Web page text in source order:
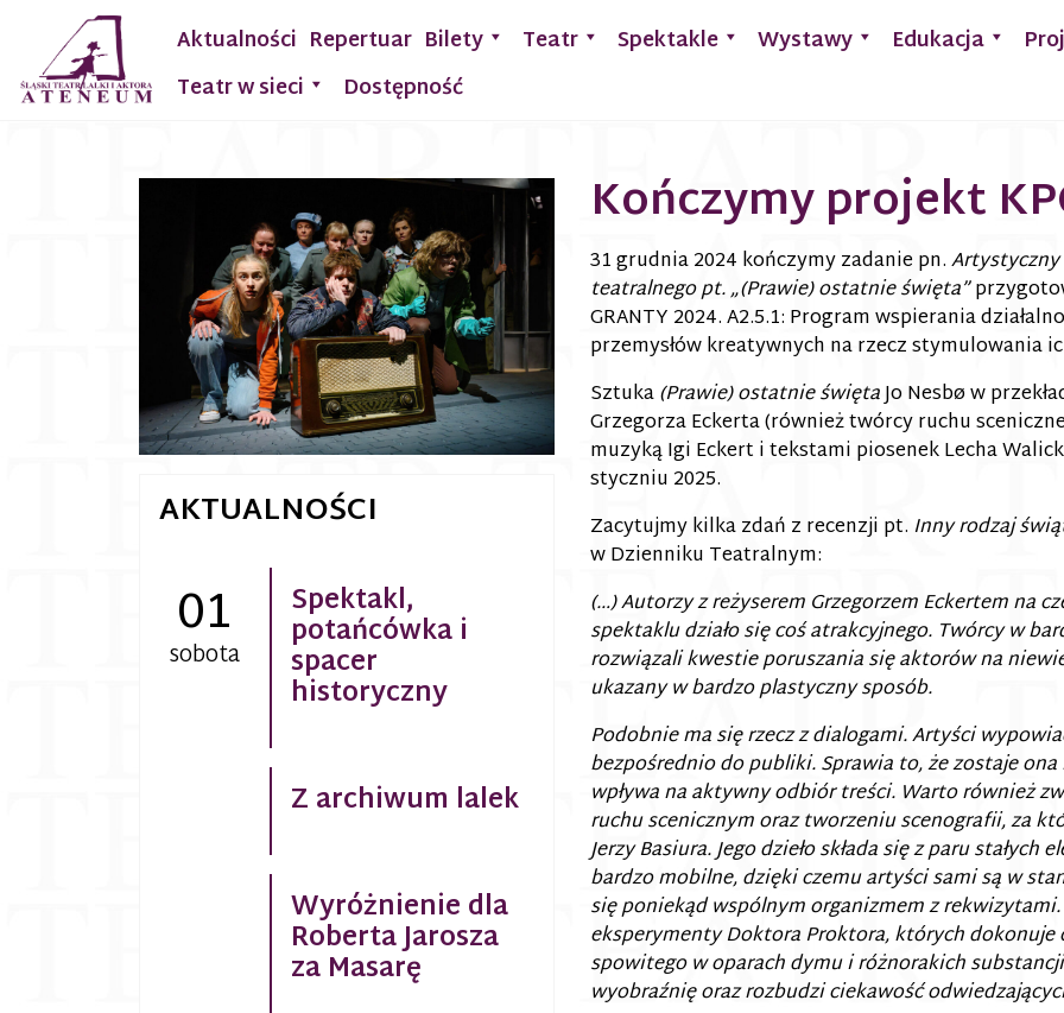
Aktualności Repertuar Bilety Teatr Spektakle Wystawy Edukacja
Teatr w sieci
Dostępność
Kończymy projekt
31 grudnia 2024 kończymy zadanie pn.Artystyczny
teatralnego pt. „(Prawie) ostatnie święta”
GRANTY 2024. A2.5.1: Program wspierania
przemysłów kreatywnych na rzecz stymulowania
Sztuka(Prawie) ostatnie świętaJo Nesbø w
Grzegorza Eckerta (również twórcy ruchu
muzyką Igi Eckert i tekstami piosenek Lecha
styczniu 2025.
Zacytujmy kilka zdań z recenzji pt. Inny rodzaj
w Dzienniku Teatralnym:
(…) Autorzy z reżyserem Grzegorzem Eckertem na
spektaklu działo się coś atrakcyjnego. Twórcy w
rozwiązali kwestie poruszania się aktorów na
ukazany w bardzo plastyczny sposób.
Podobnie ma się rzecz z dialogami. Artyści
bezpośrednio do publiki. Sprawia to, że zostaje
wpływa na aktywny odbiór treści. Warto również
ruchu scenicznym oraz tworzeniu scenografii, za
Jerzy Basiura. Jego dzieło składa się z paru
bardzo mobilne, dzięki czemu artyści sami są w
się poniekąd wspólnym organizmem z
eksperymenty Doktora Proktora, których
spowitego w oparach dymu i różnorakich
wyobraźnię oraz rozbudzi ciekawość
AKTUALNOŚCI
01
sobota
Spektakl,
potańcówka i
spacer
historyczny
Z archiwum lalek
Wyróżnienie dla
Roberta Jarosza
za Masarę